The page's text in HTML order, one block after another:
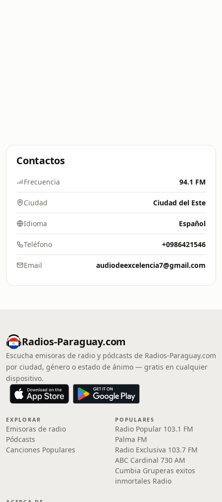
Contactos
Frecuencia 94.1 FM
Ciudad Ciudad del Este
Idioma Español
Teléfono +0986421546
Email audiodeexcelencia7@gmail.com
Radios-Paraguay.com
Escucha emisoras de radio y pódcasts de Radios-Paraguay.com
por ciudad, género o estado de ánimo — gratis en cualquier
dispositivo.
EXPLORAR
Emisoras de radio
Pódcasts
Canciones Populares
POPULARES
Radio Popular 103.1 FM
Palma FM
Radio Exclusiva 103.7 FM
ABC Cardinal 730 AM
Cumbia Gruperas exitos
inmortales Radio